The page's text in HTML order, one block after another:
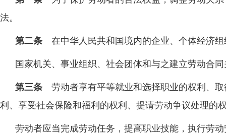
法。
第二条 在中华人民共和国境内的企业、个体经济
国家机关、事业组织、社会团体和与之建立劳动合
第三条 劳动者享有平等就业和选择职业的权利、
利、享受社会保险和福利的权利、提请劳动争议处理的
劳动者应当完成劳动任务，提高职业技能，执行劳